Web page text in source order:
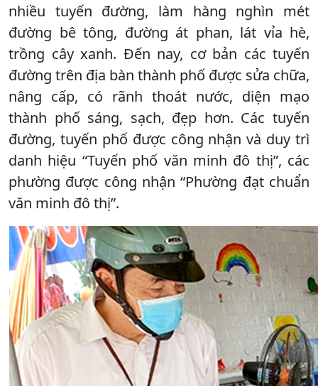
nhiều tuyến đường, làm hàng nghìn mét
đường bê tông, đường át phan, lát vỉa hè,
trồng cây xanh. Đến nay, cơ bản các tuyến
đường trên địa bàn thành phố được sửa chữa,
nâng cấp, có rãnh thoát nước, diện mạo
thành phố sáng, sạch, đẹp hơn. Các tuyến
đường, tuyến phố được công nhận và duy trì
danh hiệu “Tuyến phố văn minh đô thị”, các
phường được công nhận “Phường đạt chuẩn
văn minh đô thị”.